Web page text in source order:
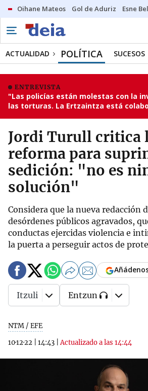
Oihane Mateos Gol de Aduriz Esne
ACTUALIDAD POLÍTICA SUCESOS
ENTREVISTA
"Las policías están molestas con la
las torturas. La Ertzaintza está
Jordi Turull critica
reforma para
sedición: "no es
solución"
Considera que la nueva redacción
desórdenes públicos agravados,
conductas ejercidas violencia e
la puerta a perseguir actos de
NTM / EFE
10·12·22
14:43 |Actualizado a las 14:44
Itzuli Entzun